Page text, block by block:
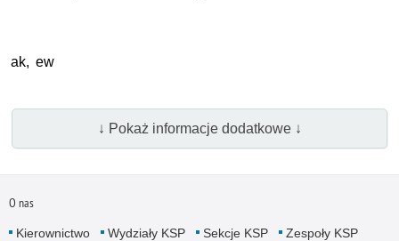
ak, ew
↓ Pokaż informacje dodatkowe ↓
O nas
Kierownictwo Wydziały KSP Sekcje KSP
Zespoły KSP